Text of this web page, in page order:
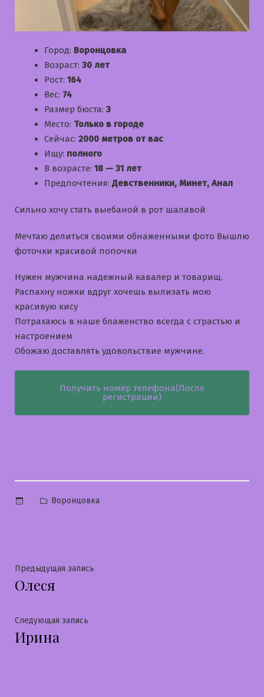
Город: Воронцовка
Возраст: 30 лет
Рост: 164
Вес: 74
Размер бюста: 3
Место: Только в городе
Сейчас: 2000 метров от вас
Ищу: полного
В возрасте: 18 — 31 лет
Предпочтения: Девственники, Минет, Анал
Сильно хочу стать выебаной в рот шалавой
Мечтаю делиться своими обнаженными фото Вышлю
фоточки красивой попочки
Нужен мужчина надежный кавалер и товарищ.
Распахну ножки вдруг хочешь вылизать мою
красивую кису
Потрахаюсь в наше блаженство всегда с страстью и
настроением
Обожаю доставлять удовольствие мужчине.
Получить номер телефона(После
регистрации)
Опубликовано
Воронцовка
Навигация
по
записям
Предыдущая запись
Олеся
Следующая запись
Ирина